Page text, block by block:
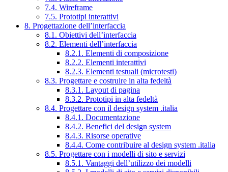
7.4. Wireframe
7.5. Prototipi interattivi
8. Progettazione dell’interfaccia
8.1. Obiettivi dell’interfaccia
8.2. Elementi dell’interfaccia
8.2.1. Elementi di composizione
8.2.2. Elementi interattivi
8.2.3. Elementi testuali (microtesti)
8.3. Progettare e costruire in alta fedeltà
8.3.1. Layout di pagina
8.3.2. Prototipi in alta fedeltà
8.4. Progettare con il design system .italia
8.4.1. Documentazione
8.4.2. Benefici del design system
8.4.3. Risorse operative
8.4.4. Come contribuire al design system .italia
8.5. Progettare con i modelli di sito e servizi
8.5.1. Vantaggi dell’utilizzo dei modelli